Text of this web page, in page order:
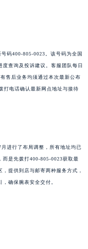
码400-805-0023。该号码为全国
查询及投诉建议。客服团队每日
售后业务均须通过本次最新公布
打电话确认最新网点地址与接待
进行了布局调整，所有地址均已
是先拨打400-805-0023获取最
提供到店与邮寄两种服务方式，
确保腕表安全交付。